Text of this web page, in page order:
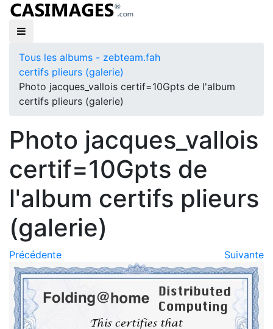
Tous les albums - zebteam.fah
certifs plieurs (galerie)
Photo jacques_vallois certif=10Gpts de l'album
certifs plieurs (galerie)
Photo jacques_vallois
certif=10Gpts de
l'album certifs plieurs
(galerie)
Précédente Suivante